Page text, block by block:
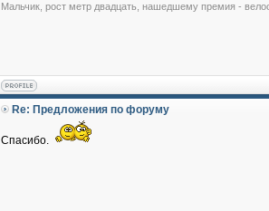
Мальчик, рост метр двадцать, нашедшему премия -
Re: Предложения по форуму
Спасибо.